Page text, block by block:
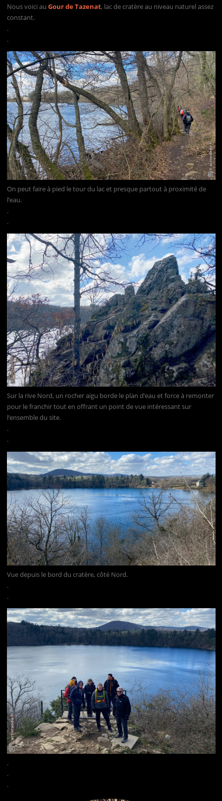
Nous voici au Gour de Tazenat, lac de cratère au niveau naturel assez
constant.
.
.
On peut faire à pied le tour du lac et presque partout à proximité de
l’eau.
.
.
Sur la rive Nord, un rocher aigu borde le plan d’eau et force à remonter
pour le franchir tout en offrant un point de vue intéressant sur
l’ensemble du site.
.
.
Vue depuis le bord du cratère, côté Nord.
.
.
.
.
.